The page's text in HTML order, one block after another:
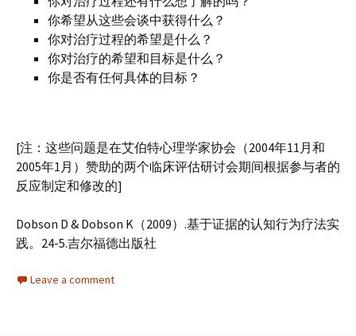
你希望从这些会谈中获得什么？
你对治疗过程的希望是什么？
你对治疗的希望和目标是什么？
你是否有任何具体的目标？
[注：这些问题是在艾伯特心理学家协会（2004年11月和
2005年1月）赞助的两个临床评估研讨会期间根据参与者的
反应制定和修改的]
Dobson D & Dobson K（2009）.基于证据的认知行为疗法实
践。24-5.吉尔福德出版社
Leave a comment